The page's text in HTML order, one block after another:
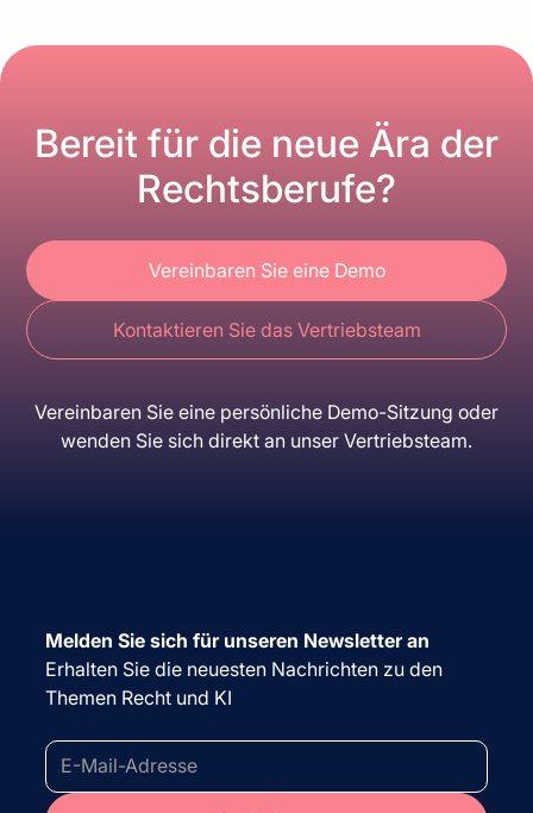
Bereit für die neue Ära der
Rechtsberufe?
Vereinbaren Sie eine Demo
Kontaktieren Sie das Vertriebsteam
Vereinbaren Sie eine persönliche Demo-Sitzung oder
wenden Sie sich direkt an unser Vertriebsteam.
Melden Sie sich für unseren Newsletter an
Erhalten Sie die neuesten Nachrichten zu den
Themen Recht und KI